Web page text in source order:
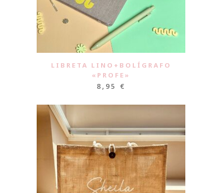
LIBRETA LINO+BOLÍGRAFO
«PROFE»
8,95 €